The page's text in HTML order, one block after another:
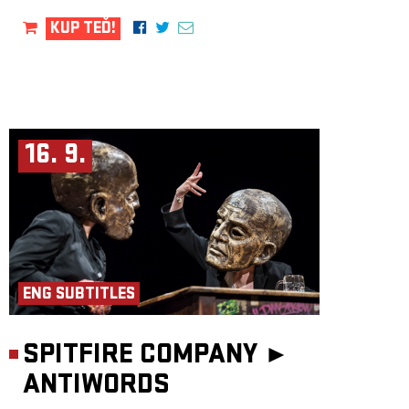
KUP TEĎ!
16. 9.
ENG SUBTITLES
SPITFIRE COMPANY ►
ANTIWORDS